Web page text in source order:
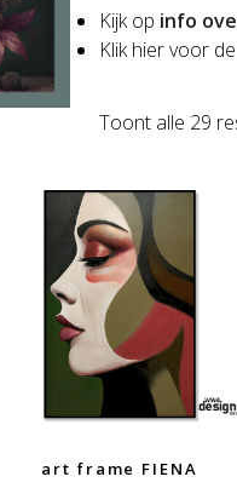
Kijk op info
Klik hier voor de
Toont alle 29
art frame FIENA